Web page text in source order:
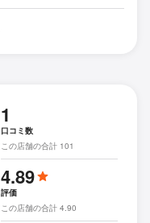
1
口コミ数
この店舗の合計 101
4.89
評価
この店舗の合計 4.90